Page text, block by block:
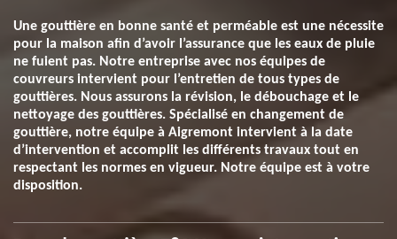
Une gouttière en bonne santé et perméable est une nécessite
pour la maison afin d’avoir l’assurance que les eaux de pluie
ne fuient pas. Notre entreprise avec nos équipes de
couvreurs intervient pour l’entretien de tous types de
gouttières. Nous assurons la révision, le débouchage et le
nettoyage des gouttières. Spécialisé en changement de
gouttière, notre équipe à Aigremont intervient à la date
d’intervention et accomplit les différents travaux tout en
respectant les normes en vigueur. Notre équipe est à votre
disposition.